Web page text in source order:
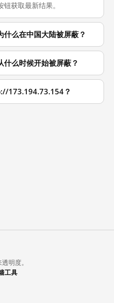
获取最新结果。
么在中国大陆被屏蔽？
么时候开始被屏蔽？
173.194.73.154？
明度。
工具